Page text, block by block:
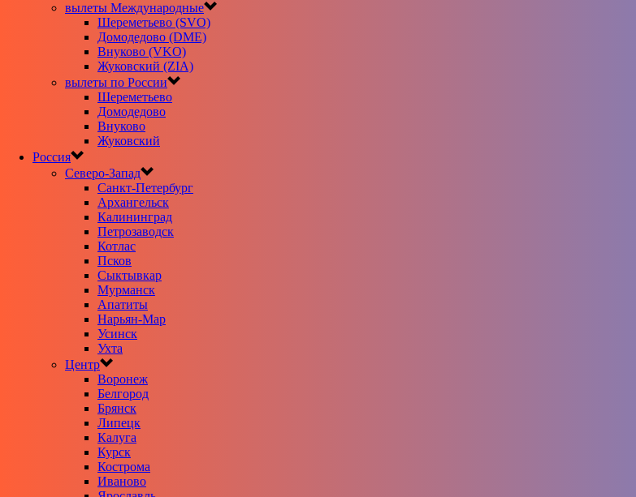
вылеты Международные
Шереметьево (SVO)
Домодедово (DME)
Внуково (VKO)
Жуковский (ZIA)
вылеты по России
Шереметьево
Домодедово
Внуково
Жуковский
Россия
Северо-Запад
Санкт-Петербург
Архангельск
Калининград
Петрозаводск
Котлас
Псков
Сыктывкар
Мурманск
Апатиты
Нарьян-Мар
Усинск
Ухта
Центр
Воронеж
Белгород
Брянск
Липецк
Калуга
Курск
Кострома
Иваново